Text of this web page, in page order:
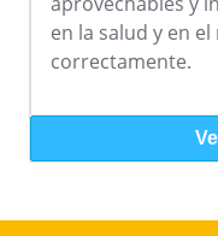
en la salud y en
correctamente.